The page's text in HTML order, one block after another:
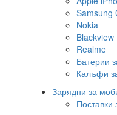
Samsung
Nokia
Blackview
Realme
Батерии
Калъфи
Зарядни за
Поставки